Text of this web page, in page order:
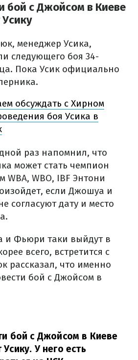
бой с Джойсом в Киеве
менеджер Усика,
следующего боя 34-
Пока Усик официально
обсуждать с Хирном
боя Усика в
раз напомнил, что
может стать чемпион
WBA, WBO, IBF Энтони
если Джошуа и
согласуют дату и место
и Фьюри таки выйдут в
всего, встретится с
рассказал, что именно
бой с Джойсом в
бой с Джойсом в Киеве
У него есть